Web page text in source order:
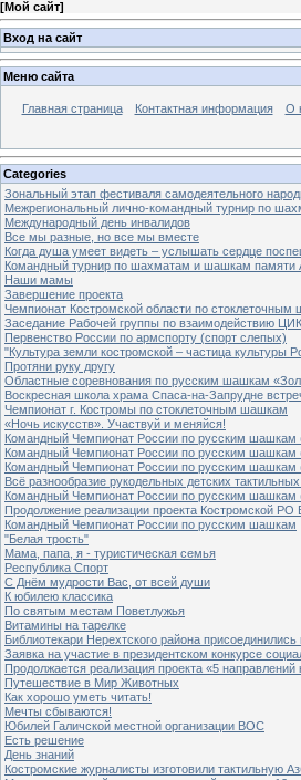
[Мой сайт]
Вход на сайт
Меню сайта
Главная страница Контактная информация О
Categories
Зональный этап фестиваля самодеятельного
Межрегиональный лично-командный турнир по
Международный день инвалидов
Все мы разные, но все мы вместе
Когда душа умеет видеть – услышать сердце
Командный турнир по шахматам и шашкам памяти
Наши мамы
Завершение проекта
Чемпионат Костромской области по стоклеточным
Заседание Рабочей группы по взаимодействию
Первенство России по армспорту (спорт слепых)
"Культура земли костромской – частица культуры
Протяни руку другу
Областные соревнования по русским шашкам
Воскресная школа храма Спаса-на-Запрудне
Чемпионат г. Костромы по стоклеточным шашкам
«Ночь искусств». Участвуй и меняйся!
Командный Чемпионат России по русским шашкам
Командный Чемпионат России по русским шашкам
Командный Чемпионат России по русским шашкам
Всё разнообразие рукодельных детских тактильных
Командный Чемпионат России по русским шашкам
Продолжение реализации проекта Костромской
Командный Чемпионат России по русским шашкам
"Белая трость"
Мама, папа, я - туристическая семья
Республика Спорт
С Днём мудрости Вас, от всей души
К юбилею классика
По святым местам Поветлужья
Витамины на тарелке
Библиотекари Нерехтского района
Заявка на участие в президентском конкурсе
Продолжается реализация проекта «5 направлений
Путешествие в Мир Животных
Как хорошо уметь читать!
Мечты сбываются!
Юбилей Галичской местной организации ВОС
Есть решение
День знаний
Костромские журналисты изготовили тактильную